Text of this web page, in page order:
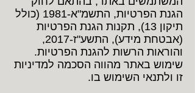
הגנת הפרטיות, התשמ"א-1981 (כולל
תיקון 13), תקנות הגנת הפרטיות
(אבטחת מידע), התשע"ז-2017,
והוראות הרשות להגנת הפרטיות.
שימוש באתר מהווה הסכמה למדיניות
זו ולתנאי השימוש בו.